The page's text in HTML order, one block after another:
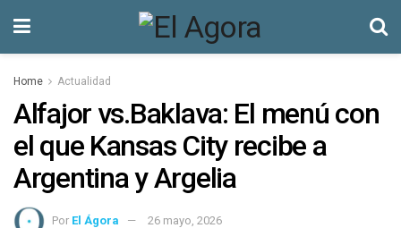
Home Actualidad
Alfajor vs.Baklava: El menú con
el que Kansas City recibe a
Argentina y Argelia
Por El Ágora 26 mayo, 2026